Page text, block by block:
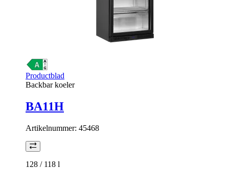
Productblad
Backbar koeler
BA11H
Artikelnummer: 45468
128 / 118 l